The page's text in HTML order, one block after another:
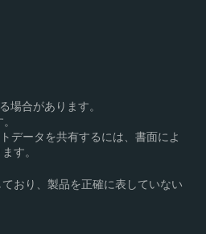
場合があります。
データを共有するには、書面によ
す。
おり、製品を正確に表していない